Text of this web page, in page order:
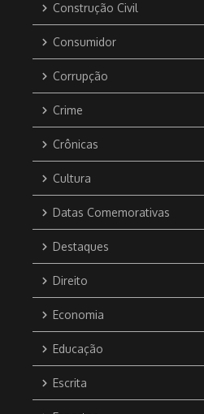
Construção Civil
Consumidor
Corrupção
Crime
Crônicas
Cultura
Datas Comemorativas
Destaques
Direito
Economia
Educação
Escrita